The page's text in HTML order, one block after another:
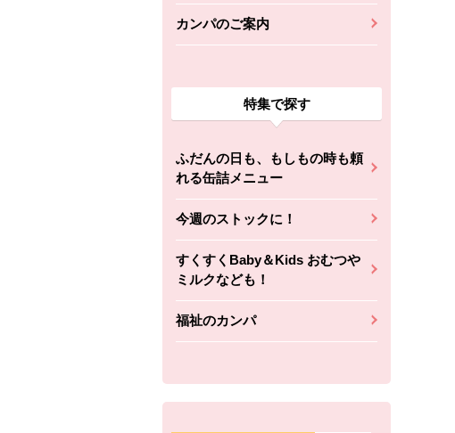
カンパのご案内
特集で探す
ふだんの日も、もしもの時も頼
れる缶詰メニュー
今週のストックに！
すくすくBaby＆Kids おむつや
ミルクなども！
福祉のカンパ